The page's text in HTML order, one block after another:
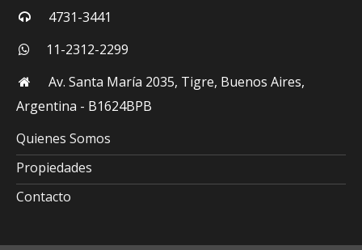
4731-3441
11-2312-2299
Av. Santa María 2035, Tigre, Buenos Aires,
Argentina - B1624BPB
Quienes Somos
Propiedades
Contacto